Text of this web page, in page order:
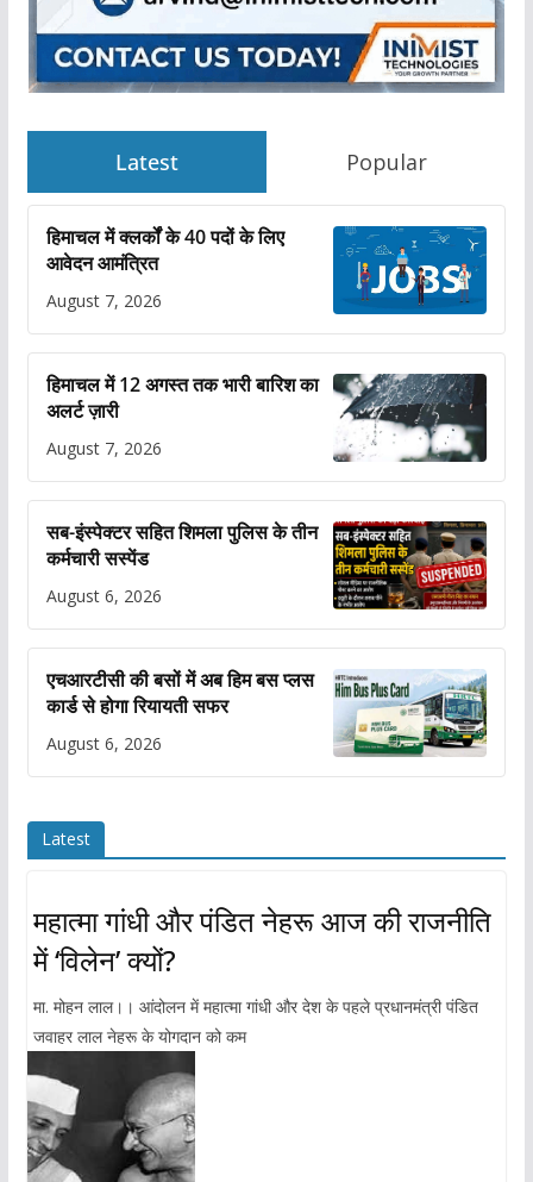
Latest Popular
हिमाचल में क्लर्कों के 40 पदों के लिए
आवेदन आमंत्रित
August 7, 2026
हिमाचल में 12 अगस्त तक भारी बारिश का
अलर्ट ज़ारी
August 7, 2026
सब-इंस्पेक्टर सहित शिमला पुलिस के तीन
कर्मचारी सस्पेंड
August 6, 2026
एचआरटीसी की बसों में अब हिम बस प्लस
कार्ड से होगा रियायती सफर
August 6, 2026
Latest
महात्मा गांधी और पंडित नेहरू आज की राजनीति
में ‘विलेन’ क्यों?
मा. मोहन लाल।। आंदोलन में महात्मा गांधी और देश के पहले प्रधानमंत्री पंडित
जवाहर लाल नेहरू के योगदान को कम